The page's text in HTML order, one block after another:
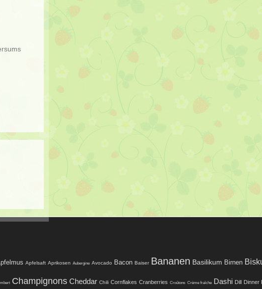
Apfelsaft Aprikosen Aubergine Avocado Bacon Baiser Bananen Basilikum Birnen
Champignons Cheddar Chili Cornflakes Cranberries Croûtons Crème fraîche Dashi Dill Dinner